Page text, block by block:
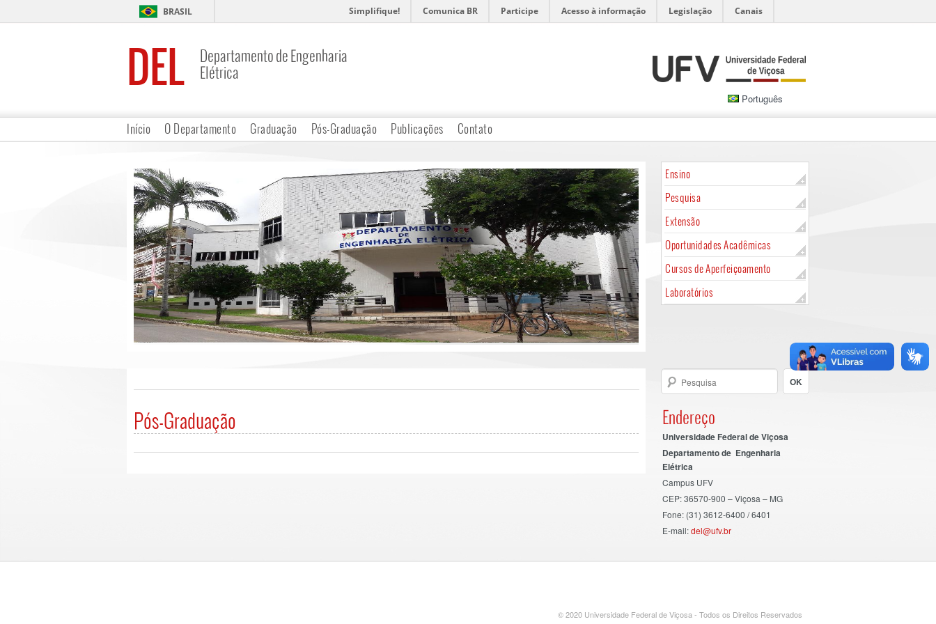
BRASIL Simplifique! Comunica BR Participe Acesso à informação Legislação Canais
DEL
Departamento de Engenharia
Elétrica
Português
Início O Departamento Graduação Pós-Graduação Publicações Contato
Ensino
Pesquisa
Extensão
Oportunidades Acadêmicas
Cursos de Aperfeiçoamento
Laboratórios
Endereço
Universidade Federal de Viçosa
Departamento de Engenharia
Elétrica
Campus UFV
CEP: 36570-900 – Viçosa – MG
Fone: (31) 3612-6400 / 6401
E-mail:del@ufv.br
Pós-Graduação
© 2020 Universidade Federal de Viçosa - Todos os Direitos Reservados